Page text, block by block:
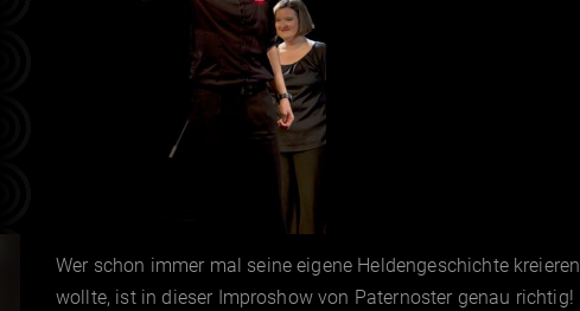
Wer schon immer mal seine eigene Heldengeschichte kreieren
wollte, ist in dieser Improshow von Paternoster genau richtig!